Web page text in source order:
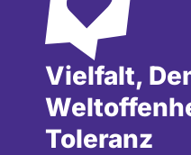
Vielfalt,
Toleranz